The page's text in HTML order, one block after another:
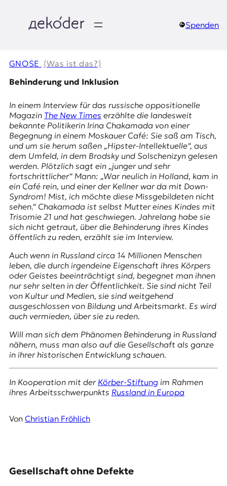
springen
e
k
o
d
e
r
|
D
E
K
O
D
E
R
W
i
s
e
,
n
a
Spenden
GNOSE (Was ist das?)
Behinderung und Inklusion
In einem Interview für das russische oppositionelle
Magazin The New Times erzählte die landesweit
bekannte Politikerin Irina Chakamadavon einer
Begegnung in einem Moskauer Café: Sie saß am Tisch,
und um sie herum saßen „Hipster-Intellektuelle“, aus
dem Umfeld, in dem Brodsky und Solschenizyn gelesen
werden. Plötzlich sagt ein „junger und sehr
fortschrittlicher“ Mann: „War neulich in Holland, kam in
ein Café rein, und einer der Kellner war da mit Down-
Syndrom! Mist, ich möchte diese Missgebildeten nicht
sehen.“ Chakamada ist selbst Mutter eines Kindes mit
Trisomie 21 und hat geschwiegen. Jahrelang habe sie
sich nicht getraut, über die Behinderung ihres Kindes
öffentlich zu reden, erzählt sie im Interview.
Auch wenn in Russland circa 14 Millionen Menschen
leben, die durch irgendeine Eigenschaft ihres Körpers
oder Geistes beeinträchtigt sind, begegnet man ihnen
nur sehr selten in der Öffentlichkeit. Sie sind nicht Teil
von Kultur und Medien, sie sind weitgehend
ausgeschlossen von Bildung und Arbeitsmarkt. Es wird
auch vermieden, über sie zu reden.
Will man sich dem Phänomen Behinderung in Russland
nähern, muss man also auf die Gesellschaft als ganze
in ihrer historischen Entwicklung schauen.
In Kooperation mit der Körber-Stiftungim Rahmen
ihres Arbeitsschwerpunkts Russland in Europa
Von Christian Fröhlich
Gesellschaft ohne Defekte